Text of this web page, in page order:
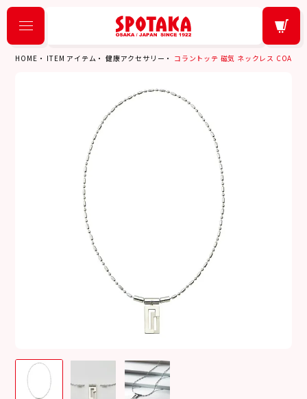
HOME ITEM アイテム 健康アクセサリー コラントッテ 磁気 ネックレス COA ネ